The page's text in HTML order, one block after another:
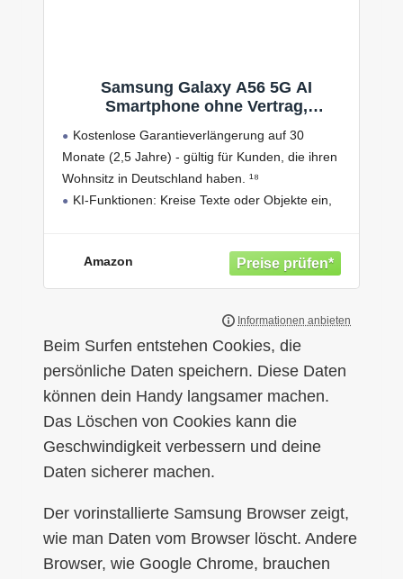
Samsung Galaxy A56 5G AI
Smartphone ohne Vertrag,
8 GB RAM, 128 GB Speicher, 50-MP-
Kamera, Awesome Graphite, 2,5
Jahre Herstellergarantie [Exklusiv
auf Amazon]
Kostenlose Garantieverlängerung auf 30
Monate (2,5 Jahre) - gültig für Kunden, die ihren
Wohnsitz in Deutschland haben. ¹⁸
KI-Funktionen: Kreise Texte oder Objekte ein,
Bildhintergründen zu entfernen, Nutze
Bewegungsfotos, um
Amazon
Beim Surfen entstehen Cookies, die
persönliche Daten speichern. Diese Daten
können dein Handy langsamer machen.
Das Löschen von Cookies kann die
Geschwindigkeit verbessern und deine
Daten sicherer machen.
Der vorinstallierte Samsung Browser zeigt,
wie man Daten vom Browser löscht. Andere
Browser, wie Google Chrome, brauchen